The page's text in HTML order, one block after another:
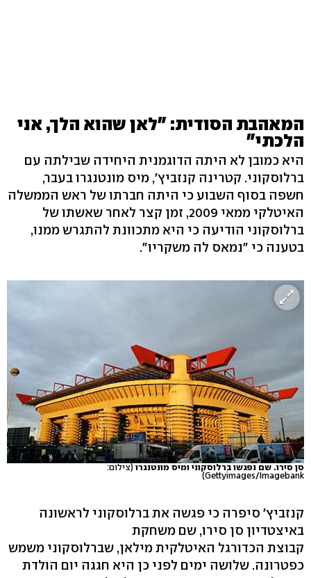
המאהבת הסודית: "לאן שהוא הלך, אני
הלכתי"
היא כמובן לא היתה הדוגמנית היחידה שבילתה עם
ברלוסקוני. קטרינה קנזביץ', מיס מונטנגרו בעבר,
חשפה בסוף השבוע כי היתה חברתו של ראש הממשלה
האיטלקי ממאי 2009, זמן קצר לאחר שאשתו של
ברלוסקוני הודיעה כי היא מתכוונת להתגרש ממנו,
בטענה כי "נמאס לה משקריו".
סן סירו. שם נפגשו ברלוסקוני ומיס מונטנגרו (צילום:
Gettyimages/Imagebank)
קנזביץ' סיפרה כי פגשה את ברלוסקוני לראשונה
באיצטדיון סן סירו, שם משחקת
קבוצת הכדורגל האיטלקית מילאן, שברלוסקוני משמש
כפטרונה. שלושה ימים לפני כן היא חגגה יום הולדת